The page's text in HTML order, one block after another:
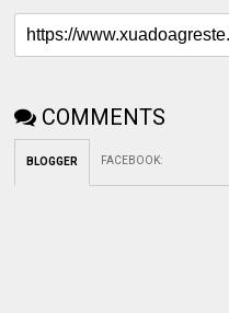
COMMENTS
BLOGGER FACEBOOK: